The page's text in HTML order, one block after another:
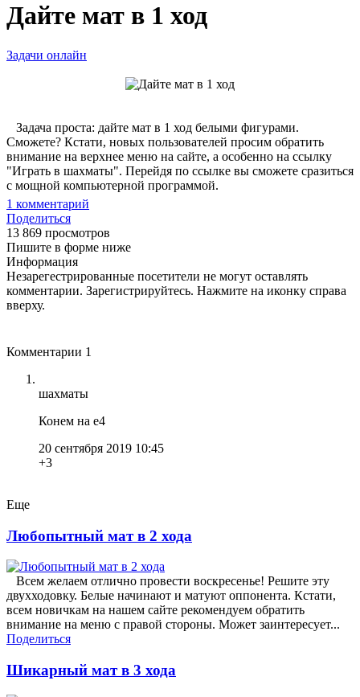
Дайте мат в 1 ход
Задачи онлайн
Задача проста: дайте мат в 1 ход белыми фигурами.
Сможете? Кстати, новых пользователей просим обратить
внимание на верхнее меню на сайте, а особенно на ссылку
"Играть в шахматы". Перейдя по ссылке вы сможете сразиться
с мощной компьютерной программой.
1 комментарий
Поделиться
13 869 просмотров
Пишите в форме ниже
Информация
Незарегестрированные посетители не могут оставлять
комментарии. Зарегистрируйтесь. Нажмите на иконку справа
вверху.
Комментарии 1
шахматы
Конем на е4
20 сентября 2019 10:45
+3
Еще
Любопытный мат в 2 хода
Всем желаем отлично провести воскресенье! Решите эту
двухходовку. Белые начинают и матуют оппонента. Кстати,
всем новичкам на нашем сайте рекомендуем обратить
внимание на меню с правой стороны. Может заинтересует...
Поделиться
Шикарный мат в 3 хода